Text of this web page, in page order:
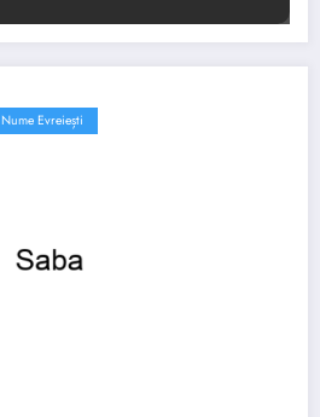
Nume Evreiești